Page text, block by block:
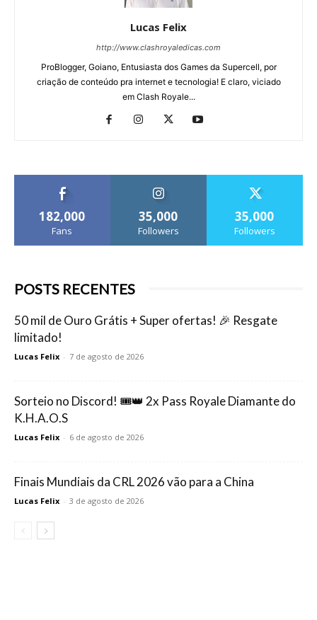
Lucas Felix
http://www.clashroyaledicas.com
ProBlogger, Goiano, Entusiasta dos Games da Supercell, por
criação de conteúdo pra internet e tecnologia! E claro, viciado
em Clash Royale...
182,000
Fans
35,000
Followers
35,000
Followers
POSTS RECENTES
50 mil de Ouro Grátis + Super ofertas! 🎉 Resgate
limitado!
Lucas Felix - 7 de agosto de 2026
Sorteio no Discord! 🎟️👑 2x Pass Royale Diamante do
K.H.A.O.S
Lucas Felix - 6 de agosto de 2026
Finais Mundiais da CRL 2026 vão para a China
Lucas Felix - 3 de agosto de 2026